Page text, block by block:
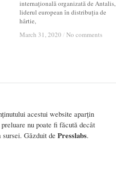
internațională organizată de Antalis,
liderul european în distribuția de
hârtie,
March 31, 2020 / No comments
March 31, 2020 / No comments
acestui website aparțin
nu poate fi făcută decât
sursei. Găzduit de Presslabs.